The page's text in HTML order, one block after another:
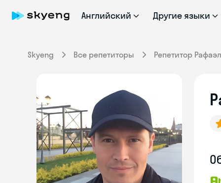
Английский Другие языки
Skyeng Все репетиторы Репетитор